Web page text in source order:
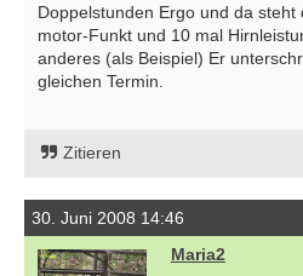
Doppelstunden Ergo und da
motor-Funkt und 10 mal
anderes (als Beispiel) Er
gleichen Termin.
Zitieren
30. Juni 2008 14:46
Maria2